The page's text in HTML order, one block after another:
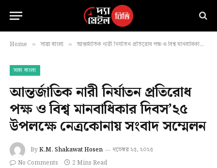
Home » সারা বাংলা » আন্তর্জাতিক নারী নির্যাতন প্রতিরোধ পক্ষ ও বিশ্ব মানবাধিকার দিবস’২৫ উপলক্ষে নেত্রকোনায় সংবাদ সম্মেলন
সারা বাংলা
আন্তর্জাতিক নারী নির্যাতন প্রতিরোধ
পক্ষ ও বিশ্ব মানবাধিকার দিবস’২৫
উপলক্ষে নেত্রকোনায় সংবাদ সম্মেলন
ByK.M. Shakawat Hosen
নভেম্বর ২৫, ২০২৫
No Comments
2 Mins Read